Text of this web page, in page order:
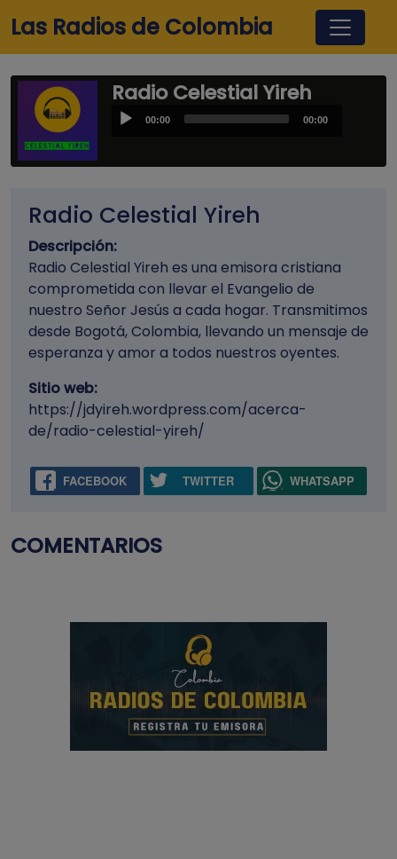
Pasar al contenido principal
Las Radios de Colombia
Radio Celestial Yireh
Audio00:00 00:00
Radio Celestial Yireh
Descripción:
Radio Celestial Yireh es una emisora cristiana
comprometida con llevar el Evangelio de
nuestro Señor Jesús a cada hogar. Transmitimos
desde Bogotá, Colombia, llevando un mensaje de
esperanza y amor a todos nuestros oyentes.
Sitio web:
https://jdyireh.wordpress.com/acerca-
de/radio-celestial-yireh/
FACEBOOK TWITTER WHATSAPP
COMENTARIOS